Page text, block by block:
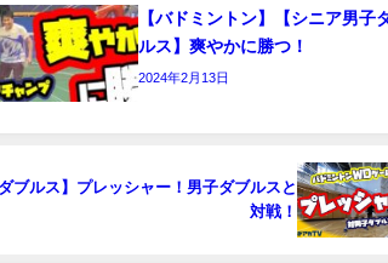
【バドミントン】【シニア男子
ルス】爽やかに勝つ！
2024年2月13日
ダブルス】プレッシャー！男子ダブルスと
対戦！